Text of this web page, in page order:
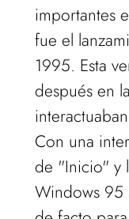
importantes
fue el
1995. Esta
después en
Con una
de "Inicio" y
Windows 95